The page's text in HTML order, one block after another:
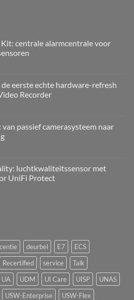
centrale alarmcentrale voor
Kit:
inbraaksensoren
eerste echte hardware-refresh
Recorder
refresh
passief camerasysteem naar
Speaker:
luchtkwaliteitssensor met
UniFi Protect
voor
UniFi
Protect
deurbel E7
ECS
Recertified service
Talk
UA UDM UI Care UISP
UNAS
USW-Enterprise
USW-Flex